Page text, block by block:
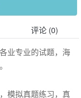
评论 (0)
业专业的试题，海
模拟真题练习，真